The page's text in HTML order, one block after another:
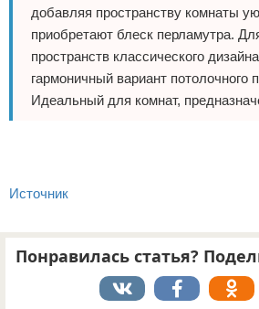
добавляя пространству комнаты
приобретают блеск перламутра.
пространств классического
гармоничный вариант потолочного
Идеальный для комнат,
Источник
Понравилась статья?